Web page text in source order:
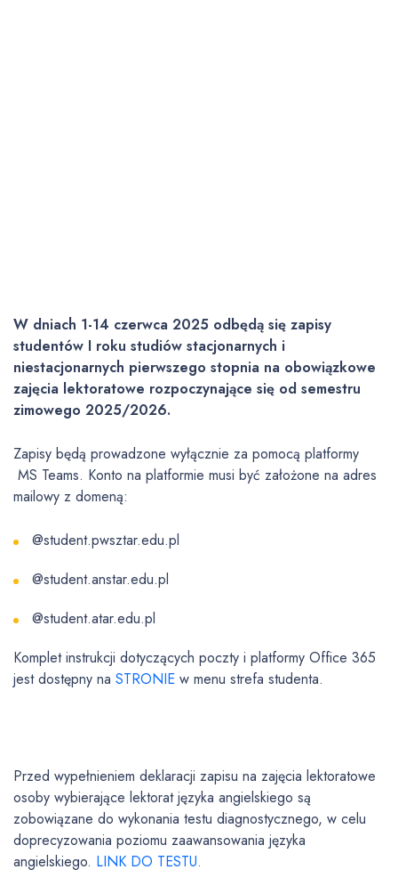
W dniach 1-14 czerwca 2025 odbędą się zapisy
studentów I roku studiów stacjonarnych i
niestacjonarnych pierwszego stopnia na obowiązkowe
zajęcia lektoratowe rozpoczynające się od semestru
zimowego 2025/2026.
Zapisy będą prowadzone wyłącznie za pomocą platformy
MS Teams. Konto na platformie musi być założone na adres
mailowy z domeną:
@student.pwsztar.edu.pl
@student.anstar.edu.pl
@student.atar.edu.pl
Komplet instrukcji dotyczących poczty i platformy Office 365
jest dostępny na STRONIE w menu strefa studenta.
Przed wypełnieniem deklaracji zapisu na zajęcia lektoratowe
osoby wybierające lektorat języka angielskiego są
zobowiązane do wykonania testu diagnostycznego, w celu
doprecyzowania poziomu zaawansowania języka
angielskiego. LINK DO TESTU.